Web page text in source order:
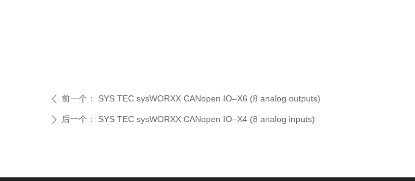
ꄴ 前一个： SYS TEC sysWORXX CANopen IO–X6 (8 analog outputs)
ꄲ 后一个： SYS TEC sysWORXX CANopen IO–X4 (8 analog inputs)